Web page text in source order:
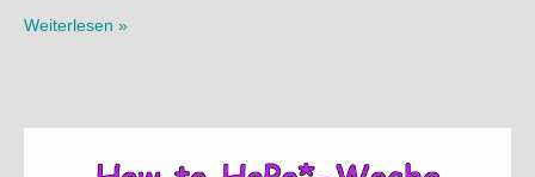
13.01.2021
Weiterlesen »